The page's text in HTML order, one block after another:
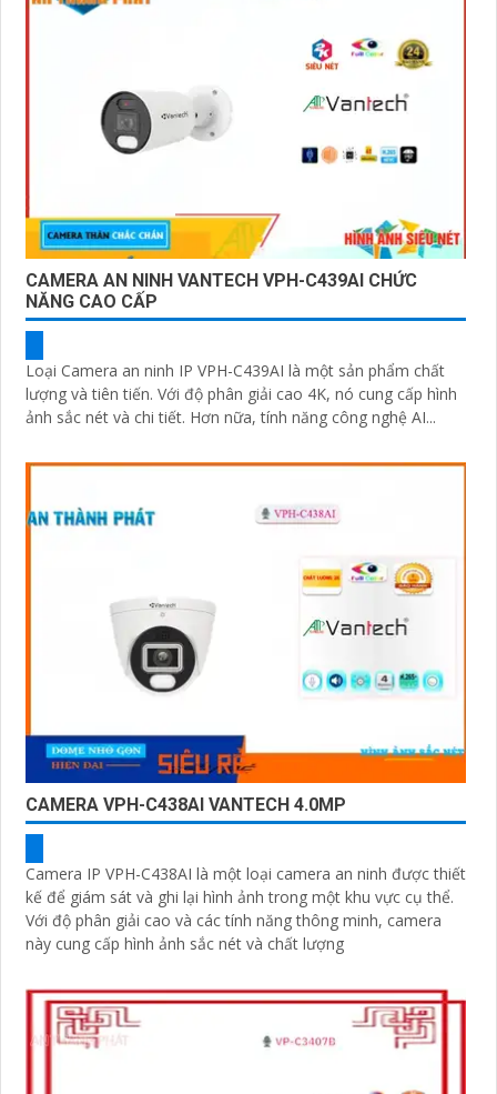
CAMERA AN NINH VANTECH VPH-C439AI CHỨC
NĂNG CAO CẤP
Loại Camera an ninh IP VPH-C439AI là một sản phẩm chất
lượng và tiên tiến. Với độ phân giải cao 4K, nó cung cấp hình
ảnh sắc nét và chi tiết. Hơn nữa, tính năng công nghệ AI...
CAMERA VPH-C438AI VANTECH 4.0MP
Camera IP VPH-C438AI là một loại camera an ninh được thiết
kế để giám sát và ghi lại hình ảnh trong một khu vực cụ thể.
Với độ phân giải cao và các tính năng thông minh, camera
này cung cấp hình ảnh sắc nét và chất lượng